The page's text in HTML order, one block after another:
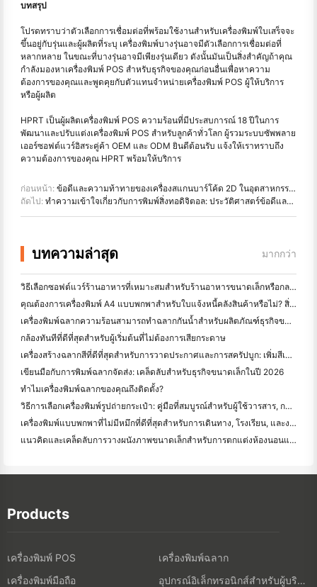
บทสรุป
โปรดทราบว่าตัวเลือกการเชื่อมต่อที่พร้อมใช้งานสำหรับเครื่องพิมพ์ใบเสร็จจะ
ขึ้นอยู่กับรุ่นและผู้ผลิตที่ระบุ เครื่องพิมพ์บางรุ่นอาจมีตัวเลือกการเชื่อมต่อที่
หลากหลาย ในขณะที่บางรุ่นอาจมีเพียงรุ่นเดียว ดังนั้นมันเป็นสิ่งสำคัญถ้าคุณ
กำลังมองหาเครื่องพิมพ์ POS สำหรับธุรกิจของคุณก่อนอื่นเพื่อหาความ
ต้องการของคุณและพูดคุยกับตัวแทนจำหน่ายเครื่องพิมพ์ POS ผู้ให้บริการ
หรือผู้ผลิต
HPRT เป็นผู้ผลิตเครื่องพิมพ์ POS ความร้อนที่มีประสบการณ์ 18 ปีในการ
พัฒนาและปรับแต่งเครื่องพิมพ์ POS สำหรับลูกค้าทั่วโลก ผู้รวมระบบซัพพลาย
เออร์ซอฟต์แวร์อิสระคู่ค้า OEM และ ODM ยินดีต้อนรับ แจ้งให้เราทราบถึง
ความต้องการของคุณ HPRT พร้อมให้บริการ
ก่อนหน้า: ข้อดีและความท้าทายของเครื่องสแกนบาร์โค้ด 2D ในอุตสาหกรรมค้าปลีก
ถัดไป: ทำความเข้าใจเกี่ยวกับการพิมพ์สิ่งทอดิจิตอล: ประวัติศาสตร์ข้อดีและข้อดี นอกใจ
บทความล่าสุด มากกว่า
วิธีเลือกซอฟต์แวร์ร้านอาหารที่เหมาะสมสำหรับร้านอาหารขนาดเล็กหรือกลางของคุณ
คุณต้องการเครื่องพิมพ์ A4 แบบพกพาสำหรับใบแจ้งหนี้คลังสินค้าหรือไม่? สิ่งที่ทํางานจริง
เครื่องพิมพ์ฉลากความร้อนสามารถทำฉลากกันน้ำสำหรับผลิตภัณฑ์ธุรกิจขนาดเล็กได้หรือไม่?
กล้องทันทีที่ดีที่สุดสําหรับผู้เริ่มต้นที่ไม่ต้องการเสียกระดาษ
เครื่องสร้างฉลากสีที่ดีที่สุดสําหรับการวาดประกาศและการสครัปบูก: เพิ่มสีเพิ่มเติมในทุกหน้า
เขียนมือกับการพิมพ์ฉลากจัดส่ง: เคล็ดลับสําหรับธุรกิจขนาดเล็กในปี 2026
ทำไมเครื่องพิมพ์ฉลากของคุณถึงติดตั้ง?
วิธีการเลือกเครื่องพิมพ์รูปถ่ายกระเป๋า: คู่มือที่สมบูรณ์สําหรับผู้ใช้วารสาร, การเดินทาง, และ iPhone
เครื่องพิมพ์แบบพกพาที่ไม่มีหมึกที่ดีที่สุดสําหรับการเดินทาง, โรงเรียน, และงานมือถือ: Hanin MT620 Pro รีวิว
แนวคิดและเคล็ดลับการวางผนังภาพขนาดเล็กสำหรับการตกแต่งห้องนอนและห้องพัก
Products
เครื่องพิมพ์ POS
เครื่องพิมพ์ฉลาก
เครื่องพิมพ์มือถือ
อุปกรณ์อิเล็กทรอนิกส์สำหรับผู้บริโภค